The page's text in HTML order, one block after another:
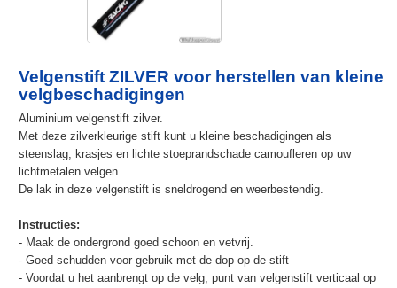
Velgenstift ZILVER voor herstellen van kleine
velgbeschadigingen
Aluminium velgenstift zilver.
Met deze zilverkleurige stift kunt u kleine beschadigingen als
steenslag, krasjes en lichte stoeprandschade camoufleren op uw
lichtmetalen velgen.
De lak in deze velgenstift is sneldrogend en weerbestendig.
Instructies:
- Maak de ondergrond goed schoon en vetvrij.
- Goed schudden voor gebruik met de dop op de stift
- Voordat u het aanbrengt op de velg, punt van velgenstift verticaal op